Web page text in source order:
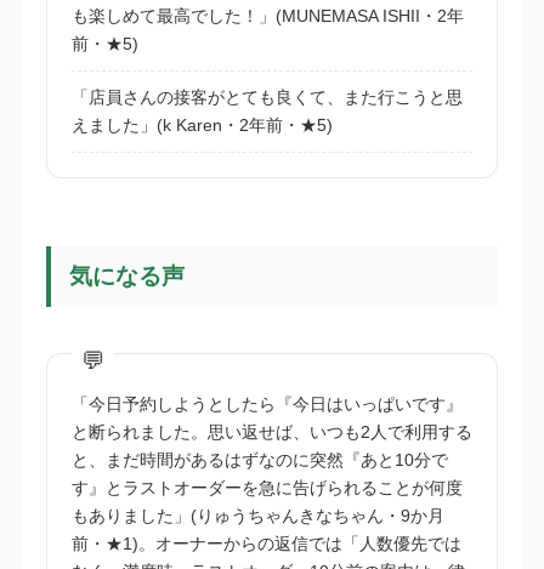
も楽しめて最高でした！」(MUNEMASA ISHII・2年
前・★5)
「店員さんの接客がとても良くて、また行こうと思
えました」(k Karen・2年前・★5)
気になる声
「今日予約しようとしたら『今日はいっぱいです』
と断られました。思い返せば、いつも2人で利用する
と、まだ時間があるはずなのに突然『あと10分で
す』とラストオーダーを急に告げられることが何度
もありました」(りゅうちゃんきなちゃん・9か月
前・★1)。オーナーからの返信では「人数優先では